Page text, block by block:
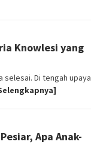
Knowlesi yang
selesai. Di tengah upaya
Apa Anak-